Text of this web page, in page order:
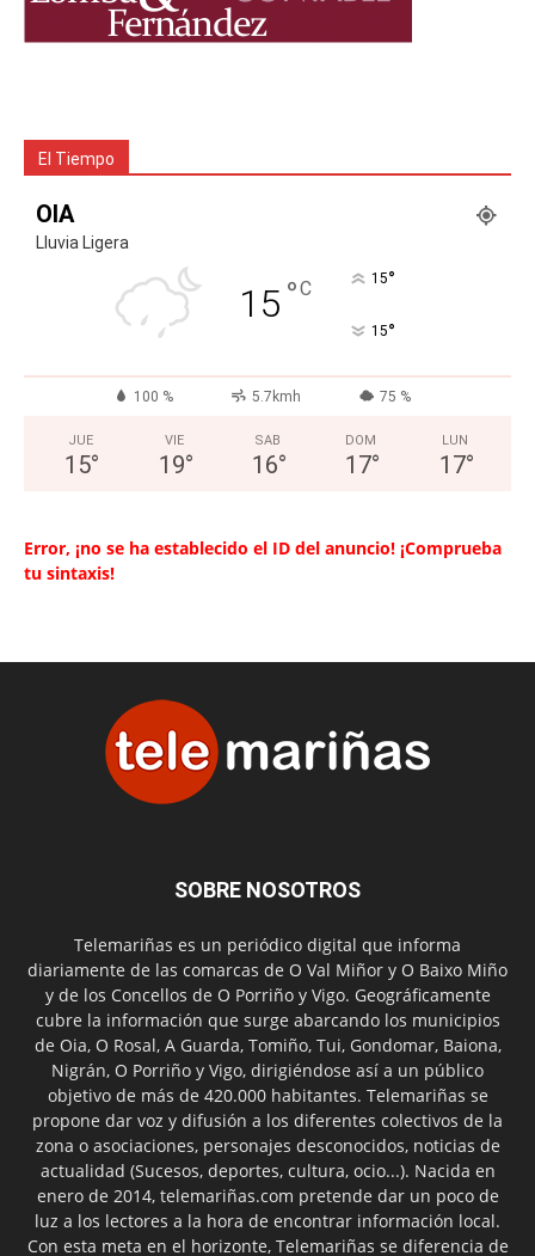
El Tiempo
OIA
Lluvia Ligera
15 °C 15°
15°
100 % 5.7kmh 75 %
JUE
15°
VIE
19°
SAB
16°
DOM
17°
LUN
17°
Error, ¡no se ha establecido el ID del anuncio! ¡Comprueba
tu sintaxis!
SOBRE NOSOTROS
Telemariñas es un periódico digital que informa
diariamente de las comarcas de O Val Miñor y O Baixo Miño
y de los Concellos de O Porriño y Vigo. Geográficamente
cubre la información que surge abarcando los municipios
de Oia, O Rosal, A Guarda, Tomiño, Tui, Gondomar, Baiona,
Nigrán, O Porriño y Vigo, dirigiéndose así a un público
objetivo de más de 420.000 habitantes. Telemariñas se
propone dar voz y difusión a los diferentes colectivos de la
zona o asociaciones, personajes desconocidos, noticias de
actualidad (Sucesos, deportes, cultura, ocio...). Nacida en
enero de 2014, telemariñas.com pretende dar un poco de
luz a los lectores a la hora de encontrar información local.
Con esta meta en el horizonte, Telemariñas se diferencia de